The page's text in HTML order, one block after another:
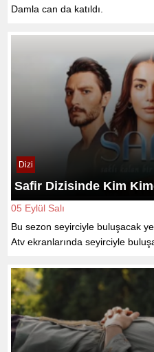
Damla can da katıldı.
Dizi
Safir Dizisinde Kim
05 Eylül Salı
Bu sezon seyirciyle buluşacak
Atv ekranlarında seyirciyle